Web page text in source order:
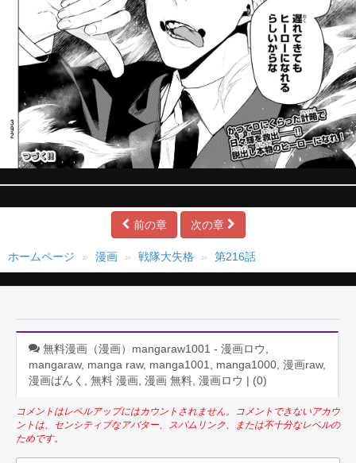
前の章 次の章
ホームページ 漫画 戦隊大失格 第216話
無料漫画（漫画）mangaraw1001 - 漫画ロウ,
mangaraw, manga raw, manga1001, manga1000, 漫画raw,
漫画ばんく, 無料 漫画, 漫画 無料, 漫画ロウ | (0)
コメントはレベルアップにはカウントされません。コメントできないアカウ
ントは、センシティブなアバター、スパムリンク、または不十分なレベルの
ためです。